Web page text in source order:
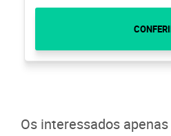
Os interessados